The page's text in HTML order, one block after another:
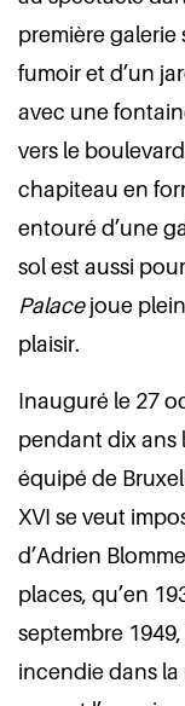
première galerie
fumoir et d’un
avec une
vers le
chapiteau en
entouré d’une
sol est aussi
Palacejoue
plaisir.
Inauguré le 27
pendant dix ans
équipé de
XVI se veut
d’Adrien
places, qu’en
septembre
incendie dans la